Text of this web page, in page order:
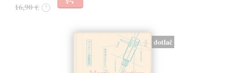
16,90 € ?
dotlač